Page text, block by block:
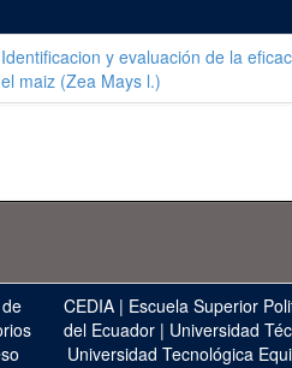
Identificacion y evaluación de la
el maiz (Zea Mays l.)
CEDIA | Escuela Superior
del Ecuador| Universidad
Universidad Tecnológica